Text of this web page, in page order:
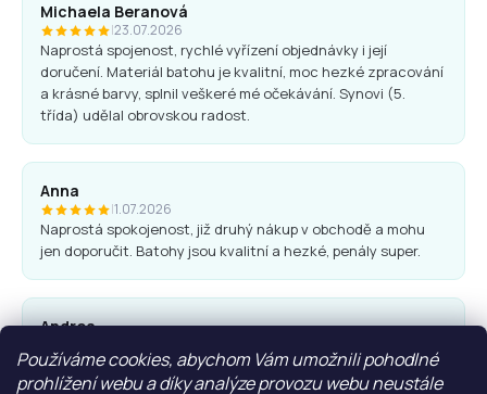
Používáme cookies, abychom Vám umožnili pohodlné
prohlížení webu a díky analýze provozu webu neustále
Michaela Beranová
|23.07.2026
Naprostá spojenost, rychlé vyřízení objednávky i její
doručení. Materiál batohu je kvalitní, moc hezké zpracování
a krásné barvy, splnil veškeré mé očekávání. Synovi (5.
třída) udělal obrovskou radost.
Anna
|1.07.2026
Naprostá spokojenost, již druhý nákup v obchodě a mohu
jen doporučit. Batohy jsou kvalitní a hezké, penály super.
Andrea
Komunikace obchodu i nákup proběhl bez problémů. Vřele
doporučuji.